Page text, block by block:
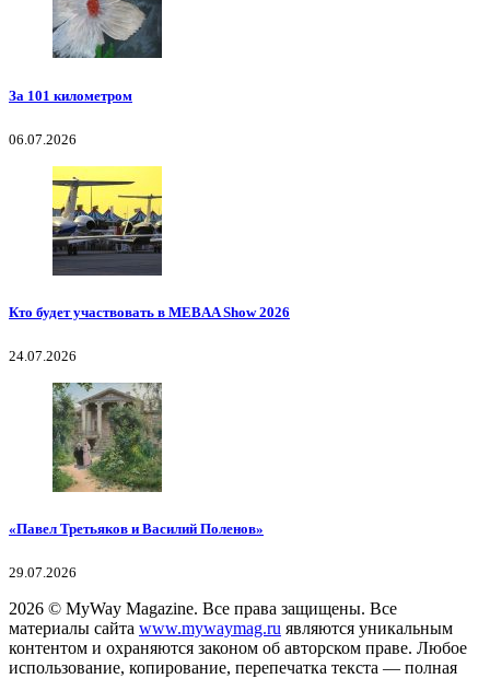
За 101 километром
06.07.2026
Кто будет участвовать в MEBAA Show 2026
24.07.2026
«Павел Третьяков и Василий Поленов»
29.07.2026
2026 © MyWay Magazine. Все права защищены. Все
материалы сайта www.mywaymag.ru являются уникальным
контентом и охраняются законом об авторском праве. Любое
использование, копирование, перепечатка текста — полная